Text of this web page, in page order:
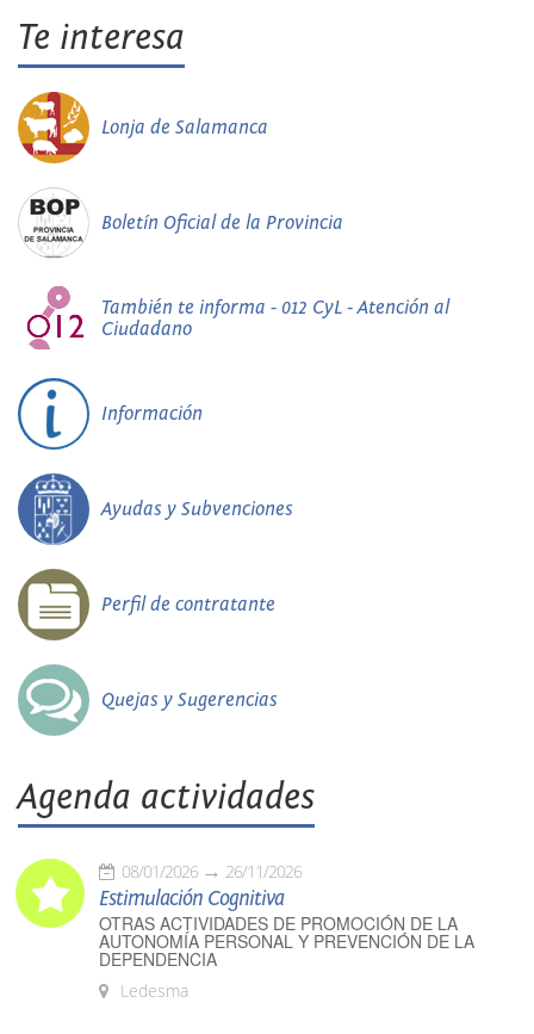
Te interesa
Lonja de Salamanca
Boletín Oficial de la Provincia
También te informa - 012 CyL - Atención al
Ciudadano
Información
Ayudas y Subvenciones
Perfil de contratante
Quejas y Sugerencias
Agenda actividades
08/01/2026 26/11/2026
Estimulación Cognitiva
OTRAS ACTIVIDADES DE PROMOCIÓN DE LA
AUTONOMÍA PERSONAL Y PREVENCIÓN DE LA
DEPENDENCIA
Ledesma